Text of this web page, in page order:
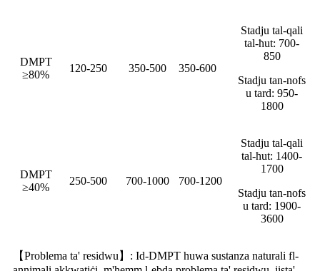
DMPT
≥80%
120-250 350-500 350-600
Stadju tal-qali
tal-ħut: 700-
850
Stadju tan-nofs
u tard: 950-
1800
DMPT
≥40%
250-500 700-1000 700-1200
Stadju tal-qali
tal-ħut: 1400-
1700
Stadju tan-nofs
u tard: 1900-
3600
【Problema ta' residwu】: Id-DMPT huwa sustanza naturali fl-